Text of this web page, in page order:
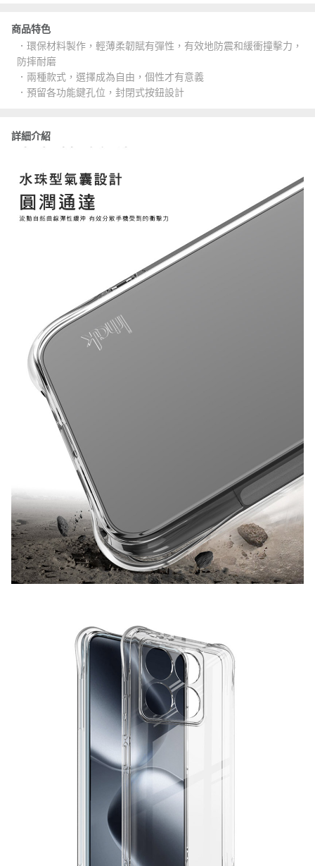
商品特色
．環保材料製作，輕薄柔韌賦有彈性，有效地防震和緩衝撞擊力，
防摔耐磨
．兩種款式，選擇成為自由，個性才有意義
．預留各功能鍵孔位，封閉式按鈕設計
詳細介紹